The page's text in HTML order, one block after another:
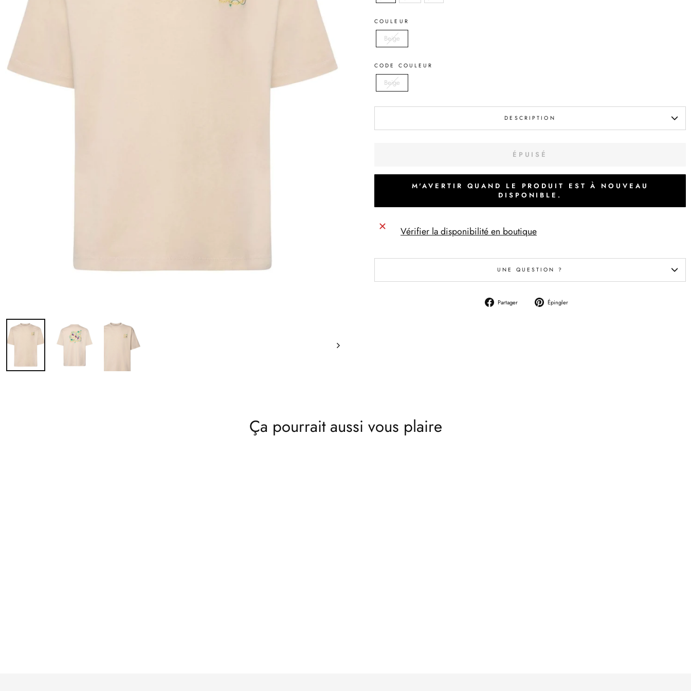
COULEUR
Beige
CODE COULEUR
Beige
DESCRIPTION
ÉPUISÉ
M'AVERTIR QUAND LE PRODUIT EST À NOUVEAU
DISPONIBLE.
Vérifier la disponibilité en boutique
UNE QUESTION ?
Partager
Partager Épingler
Ça pourrait aussi vous plaire